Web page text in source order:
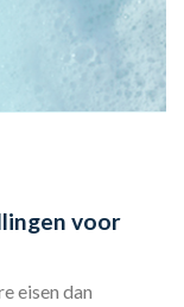
voor
eisen dan